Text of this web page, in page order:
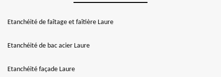
Etanchéité de faîtage et faîtière Laure
Etanchéité de bac acier Laure
Etanchéité façade Laure